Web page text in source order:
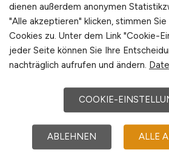
Für Arbeitnehmer
Stellenanzeigen schalten
Mediadaten & Konditionen
Arbeitgeber Seite
Karrierenetzwerk
dienen außerdem anonymen
"Alle akzeptieren" klicken, stimmen
Cookies zu. Unter dem Link "Cookie-
jeder Seite können Sie Ihre
nachträglich aufrufen und ändern.
COOKIE-
ABLEHNEN ALLE